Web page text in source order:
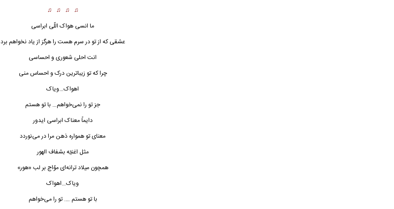
♫ ♫ ♫ ♫
ما انسی هواک اللّی ابراسی
عشقی که از تو در سرم هست را هرگز از یاد نخواهم برد
انت احلی شعوری و احساسی
چرا که تو زیباترین درک و احساس منی
اهواک…ویاک
جز تو را نمی‌خواهم… با تو هستم
دایماً معناک ابراسی ایدور
معنای تو همواره ذهن مرا در می‌نوردد
مثل اغنیّه بشفاف الهور
همچون میلاد ترانه‌ای موّاج بر لب «هور»
ویاک…اهواک
با تو هستم …. تو را می‌خواهم